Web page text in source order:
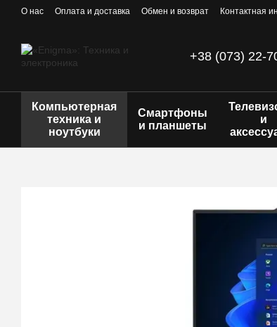
Перейти к основному контенту
О нас Оплата и доставка Обмен и возврат Контактная
+38 (073) 22-
Компьютерная
техника и
ноутбуки
Смартфоны
и планшеты
и